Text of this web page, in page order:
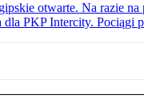
otwarte. Na razie na
PKP Intercity. Pociągi